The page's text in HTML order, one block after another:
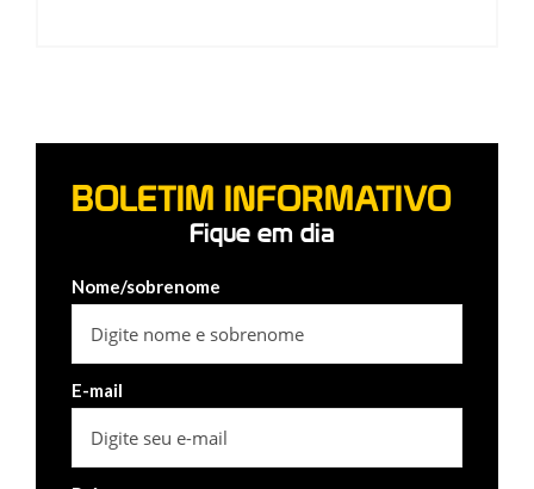
BOLETIM INFORMATIVO
Fique em dia
Nome/sobrenome
E-mail